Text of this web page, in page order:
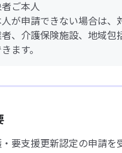
ご本人
が申請できない場合は、
、介護保険施設、地域包
ます。
要支援更新認定の申請を